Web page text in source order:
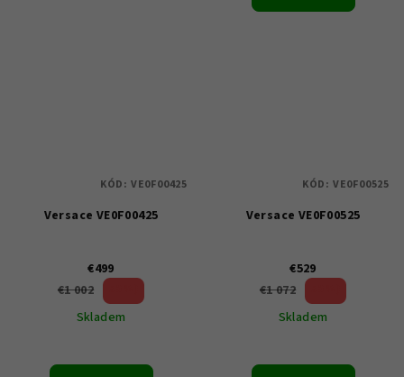
Versace VE0F00425
€499
€1 002
Skladem
KÓD: VE0F00425
Versace VE0F00525
€529
€1 072
Skladem
KÓD: VE0F00525